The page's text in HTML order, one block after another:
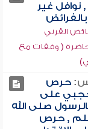
نوافل غير
القرني
( وقفات مع
حرص
على
صلى الله
, حرص